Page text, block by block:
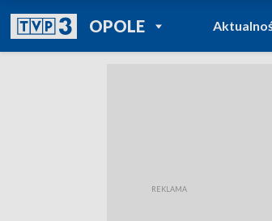
OPOLEPOWRÓT DO
TVP REGIONY